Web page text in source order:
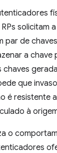
solicitam
par de chaves
a chave
chaves
que
é resistente
à
o